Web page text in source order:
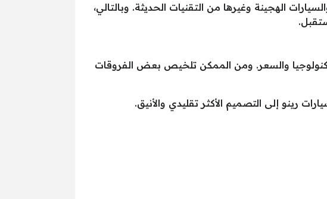
الهجينة وغيرها من التقنيات الحديثة. وبالتالي،
والسعر. ومن الممكن تلخيص بعض الفروقات